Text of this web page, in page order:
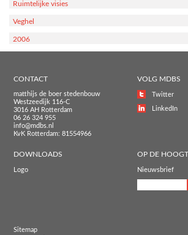
Ruimtelijke visies
Veghel
2006
CONTACT
matthijs de boer stedenbouw
Westzeedijk 116-C
3016 AH Rotterdam
06 26 324 955
info@mdbs.nl
KvK Rotterdam: 81554966
VOLG MDBS
Twitter
LinkedIn
DOWNLOADS
Logo
OP DE
Nieuwsbrief
Sitemap